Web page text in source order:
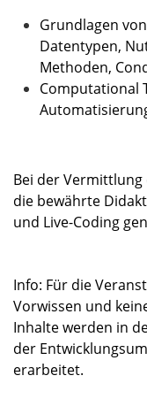
Grundlagen
Datentypen,
Methoden,
Computational
Bei der
die bewährte
und Live-Coding
Info: Für die
Vorwissen und
Inhalte werden in
der
erarbeitet.